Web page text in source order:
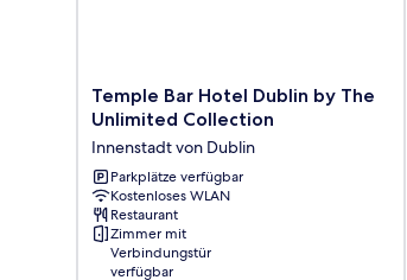
Temple
Bar
Dublin
by
The
Unlimited
Collection
Innenstadt
Temple Bar Hotel Dublin by The
Unlimited Collection
Innenstadt von Dublin
Parkplätze verfügbar
Kostenloses WLAN
Restaurant
Zimmer mit
Verbindungstür
verfügbar